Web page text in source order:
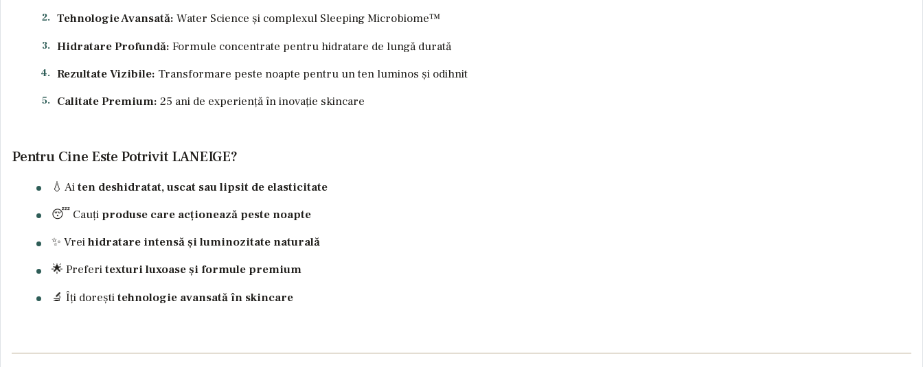
Tehnologie Avansată: Water Science și complexul Sleeping Microbiome™
Hidratare Profundă: Formule concentrate pentru hidratare de lungă durată
Rezultate Vizibile: Transformare peste noapte pentru un ten luminos și odihnit
Calitate Premium: 25 ani de experiență în inovație skincare
Pentru Cine Este Potrivit LANEIGE?
💧 Aiten deshidratat, uscat sau lipsit de elasticitate
😴 Cauți produse care acționează peste noapte
✨ Vreihidratare intensă și luminozitate naturală
🌟 Preferitexturi luxoase și formule premium
🔬 Îți doreștitehnologie avansată în skincare